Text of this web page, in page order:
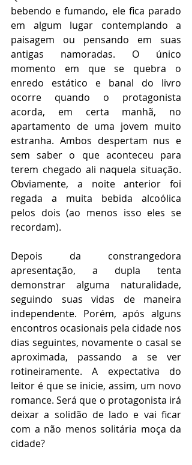
bebendo e fumando, ele fica parado
em algum lugar contemplando a
paisagem ou pensando em suas
antigas namoradas. O único
momento em que se quebra o
enredo estático e banal do livro
ocorre quando o protagonista
acorda, em certa manhã, no
apartamento de uma jovem muito
estranha. Ambos despertam nus e
sem saber o que aconteceu para
terem chegado ali naquela situação.
Obviamente, a noite anterior foi
regada a muita bebida alcoólica
pelos dois (ao menos isso eles se
recordam).
Depois da constrangedora
apresentação, a dupla tenta
demonstrar alguma naturalidade,
seguindo suas vidas de maneira
independente. Porém, após alguns
encontros ocasionais pela cidade nos
dias seguintes, novamente o casal se
aproximada, passando a se ver
rotineiramente. A expectativa do
leitor é que se inicie, assim, um novo
romance. Será que o protagonista irá
deixar a solidão de lado e vai ficar
com a não menos solitária moça da
cidade?